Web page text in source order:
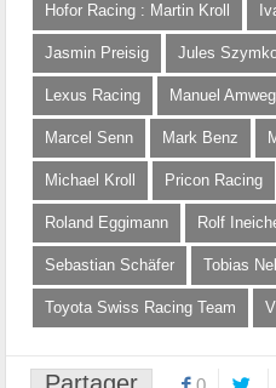
Hofor Racing : Martin Kroll
Jasmin Preisig Jules
Lexus Racing Manuel Amweg
Marcel Senn Mark Benz
Michael Kroll Pricon Racing
Roland Eggimann Rolf
Sebastian Schäfer Tobias
Toyota Swiss Racing Team
Partager